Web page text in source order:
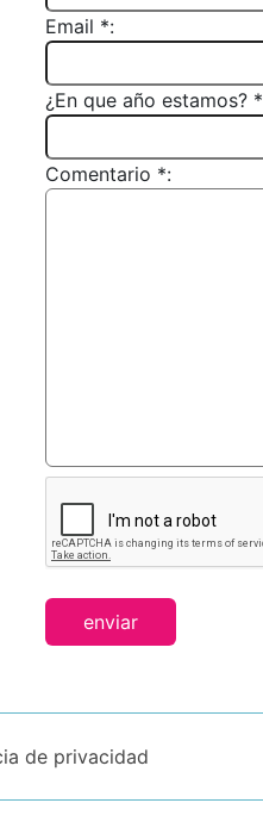
Email *:
¿En que año estamos?
Comentario *:
enviar
de privacidad